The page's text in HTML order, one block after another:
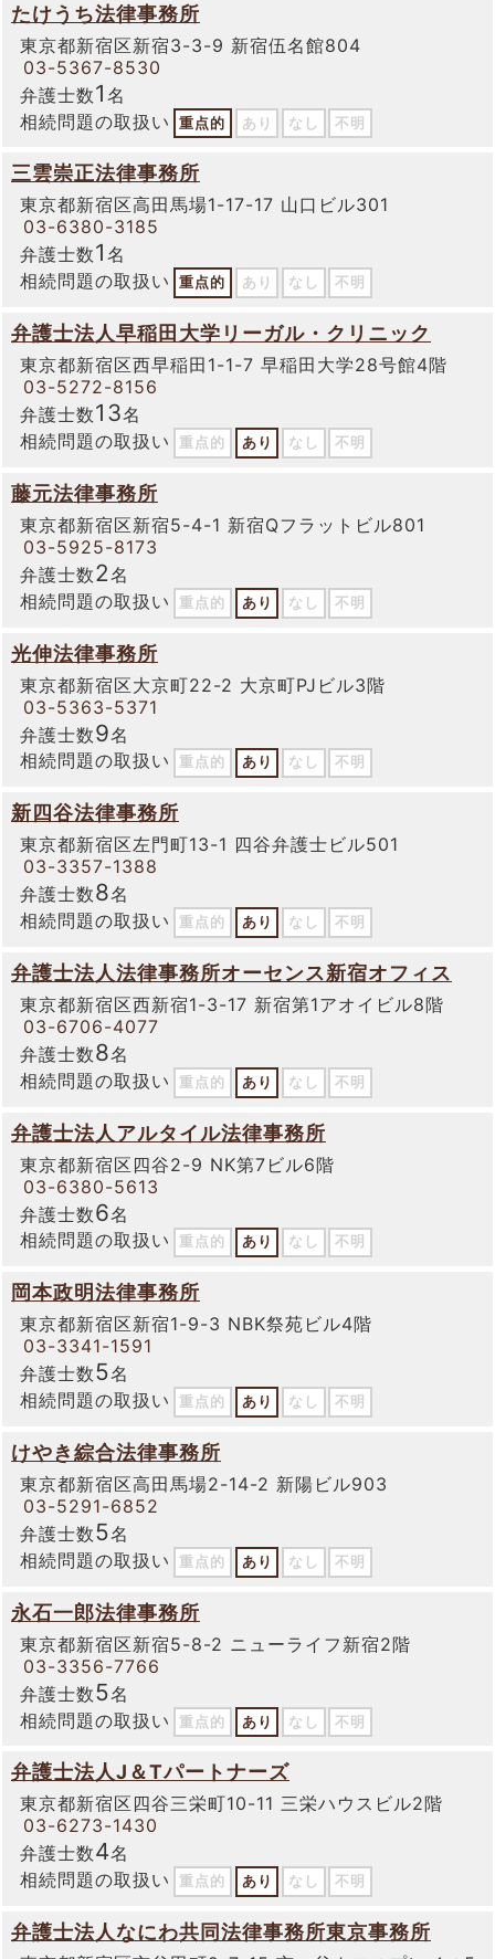
たけうち法律事務所
東京都新宿区新宿3-3-9 新宿伍名館804
03-5367-8530
弁護士数1 名
相続問題の取扱い
重点的 あり なし 不明
三雲崇正法律事務所
東京都新宿区高田馬場1-17-17 山口ビル301
03-6380-3185
弁護士数1 名
相続問題の取扱い
重点的 あり なし 不明
弁護士法人早稲田大学リーガル・クリニック
東京都新宿区西早稲田1-1-7 早稲田大学28号館4階
03-5272-8156
弁護士数13名
相続問題の取扱い
重点的 あり なし 不明
藤元法律事務所
東京都新宿区新宿5-4-1 新宿Qフラットビル801
03-5925-8173
弁護士数2名
相続問題の取扱い
重点的 あり なし 不明
光伸法律事務所
東京都新宿区大京町22-2 大京町PJビル3階
03-5363-5371
弁護士数9名
相続問題の取扱い
重点的 あり なし 不明
新四谷法律事務所
東京都新宿区左門町13-1 四谷弁護士ビル501
03-3357-1388
弁護士数8名
相続問題の取扱い
重点的 あり なし 不明
弁護士法人法律事務所オーセンス新宿オフィス
東京都新宿区西新宿1-3-17 新宿第1アオイビル8階
03-6706-4077
弁護士数8名
相続問題の取扱い
重点的 あり なし 不明
弁護士法人アルタイル法律事務所
東京都新宿区四谷2-9 NK第7ビル6階
03-6380-5613
弁護士数6名
相続問題の取扱い
重点的 あり なし 不明
岡本政明法律事務所
東京都新宿区新宿1-9-3 NBK祭苑ビル4階
03-3341-1591
弁護士数5名
相続問題の取扱い
重点的 あり なし 不明
けやき綜合法律事務所
東京都新宿区高田馬場2-14-2 新陽ビル903
03-5291-6852
弁護士数5名
相続問題の取扱い
重点的 あり なし 不明
永石一郎法律事務所
東京都新宿区新宿5-8-2 ニューライフ新宿2階
03-3356-7766
弁護士数5名
相続問題の取扱い
重点的 あり なし 不明
弁護士法人J＆Tパートナーズ
東京都新宿区四谷三栄町10-11 三栄ハウスビル2階
03-6273-1430
弁護士数4名
相続問題の取扱い
重点的 あり なし 不明
弁護士法人なにわ共同法律事務所東京事務所